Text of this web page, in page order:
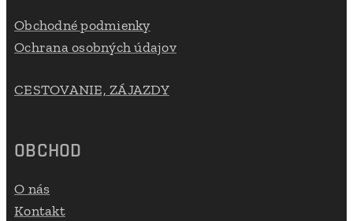
Obchodné podmienky
Ochrana osobných údajov
CESTOVANIE, ZÁJAZDY
OBCHOD
O nás
Kontakt